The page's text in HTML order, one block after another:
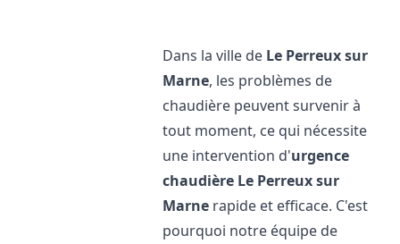
Dans la ville de Le Perreux sur
Marne, les problèmes de
chaudière peuvent survenir à
tout moment, ce qui nécessite
une intervention d'urgence
chaudière Le Perreux sur
Marne rapide et efficace. C'est
pourquoi notre équipe de